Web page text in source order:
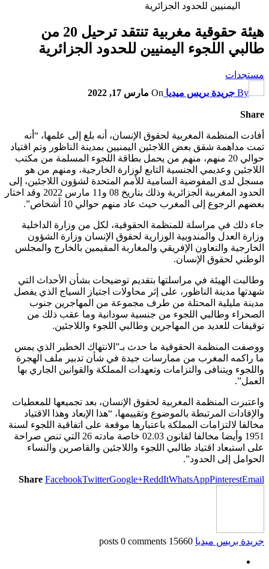
اليمنيين للحدود الجزائرية
هيئة حقوقية مغربية تنتقد ترحيل 20 من
طالبي اللجوء اليمنيين للحدود الجزائرية
مستجدات
By جريدة بريس ميديا On مارس 17, 2022
Share
أفادت المنظمة المغربية لحقوق الإنسان، أنه بلغ إلى علمها، “أنه
تمت مداهمة شقق بعض اللاجئين اليمنيين بمدينة الناظور وتم اقتياد
حوالي 20 منهم، منهم من يحمل بطاقة اللجوء المسلمة من مكتب
اللاجئين وعديمي الجنسية التابع لوزارة الخارجية، ومنهم من هو
مسجل لدى المفوضية السامية للأمم المتحدة لشؤون اللاجئين، إلى
الحدود المغربية الجزائرية وذلك بتاريخ 08 و11 مارس 2022 وقد اختار
بعضهم الرجوع إلى المغرب حيث عاد منهم حوالي 10 أشخاص”.
جاء ذلك في مراسلة للمنظمة الحقوقية، لكل من وزارة الداخلية
وزارة العدل والمندوبية الوزارية لحقوق الإنسان وزارة الشؤون
الخارجية والتعاون الإفريقي والمغاربة المقيمين بالخارج والمجلس
الوطني لحقوق الإنسان.
وطالبت الهيئة في مراسلتها بتقديم توضيحات بشأن الأحداث التي
شهدتها مدينة الناظور، على إثر محاولات اجتياز السياج الذي يفصل
مدينة مليلية المحتلة من طرف مجموعة من المهاجرين جنوب
الصحراء وطالبي اللجوء من جنسية سودانية وما عقب ذلك من
توقيفات للعديد من المهاجرين وطالبي اللجوء واللاجئين.
ووصفت المنظمة الحقوقية ما حدث بـ”الانتهاك الخطير الذي يمس
ما راكمه المغرب من ممارسات جيدة في شأن تدبير ملف الهجرة
واللجوء ويتنافى والتزامات وتعهدات المملكة والقوانين الجاري بها
العمل”.
واعتبرت المنظمة المغربية لحقوق الإنسان، بعد تجميعها للمعطيات
والإفادات المرتبطة بالموضوع وتقييمها، “هذا الإبعاد وهذا الاقتياد
مخالفا لالتزامات المملكة باعتبارها موقعة على اتفاقية اللجوء لسنة
1951 وأيضا مخالفا لقانون 02.03 خاصة مادته 26 التي تنص صراحة
على استبعاد اقتياد طالبي اللجوء واللاجئين والقاصرين والنساء
الحوامل إلى الحدود”.
Share FacebookTwitterGoogle+ReddItWhatsAppPinterestEmail
جريدة بريس ميديا 15660 posts
0 comments